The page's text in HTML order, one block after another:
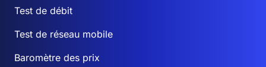
Test de débit
Test de réseau mobile
Baromètre des prix